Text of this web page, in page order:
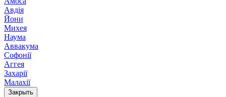
Авдія
Йони
Михея
Наума
Аввакума
Софонії
Аггея
Захарії
Малахії
Закрыть